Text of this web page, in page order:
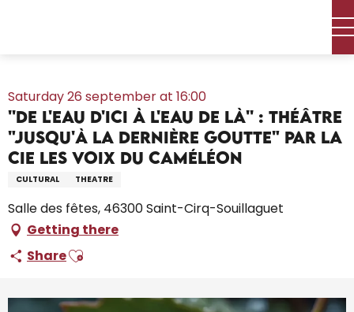
Saturday 26 september at 16:00
''De l'eau d'ici à l'eau de là'' : théâtre
"Jusqu'à la dernière goutte" par la
Cie Les voix du caméléon
CULTURAL THEATRE
Salle des fêtes, 46300 Saint-Cirq-Souillaguet
Getting there
ShareAjouter aux favoris